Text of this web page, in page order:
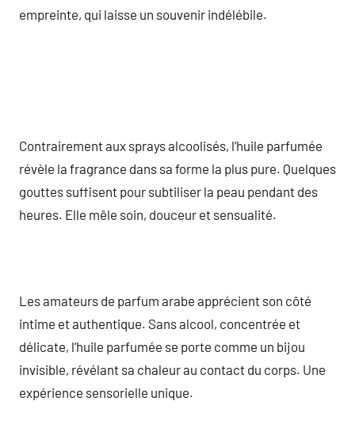
empreinte, qui laisse un souvenir indélébile.
Contrairement aux sprays alcoolisés, l’huile parfumée
révèle la fragrance dans sa forme la plus pure. Quelques
gouttes suffisent pour subtiliser la peau pendant des
heures. Elle mêle soin, douceur et sensualité.
Les amateurs de parfum arabe apprécient son côté
intime et authentique. Sans alcool, concentrée et
délicate, l’huile parfumée se porte comme un bijou
invisible, révélant sa chaleur au contact du corps. Une
expérience sensorielle unique.